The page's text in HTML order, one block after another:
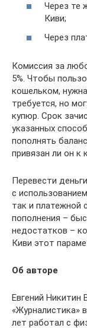
Через те
Киви;
Через
Комиссия за
5%. Чтобы
кошельком,
требуется, но
купюр. Срок
указанных
пополнять
привязан ли он к
Перевести
с
так и платежной
пополнения –
недостатков –
Киви этот
Об авторе
Евгений Никитин
«Журналистика»
лет работал с